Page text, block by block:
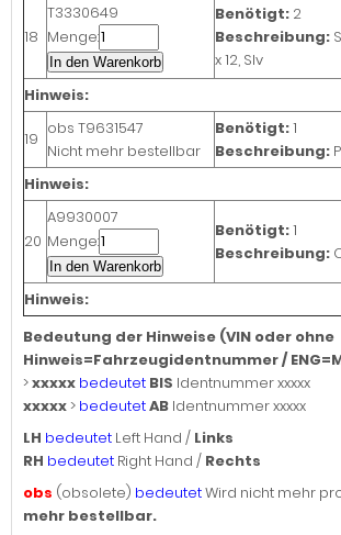
18
T3330649
Menge:
In den Warenkorb
Benötigt: 2
Beschreibung:
x 12, Slv
Hinweis:
19
obs T9631547
Nicht mehr bestellbar
Benötigt:1
Beschreibung:
Hinweis:
20
A9930007
Menge:
In den Warenkorb
Benötigt:1
Beschreibung:
Hinweis:
Bedeutung der Hinweise (VIN oder ohne
Hinweis=Fahrzeugidentnummer /
>xxxxx bedeutet BIS Identnummer xxxxx
xxxxx> bedeutetAB Identnummer xxxxx
LH bedeutet Left Hand / Links
RH bedeutet Right Hand / Rechts
obs (obsolete) bedeutetWird nicht mehr
mehr bestellbar.